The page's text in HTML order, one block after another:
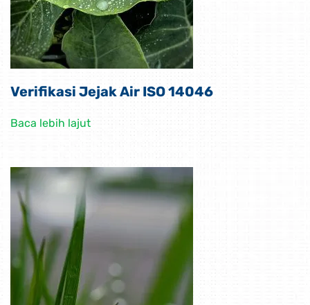
Verifikasi Jejak Air ISO 14046
Baca lebih lajut